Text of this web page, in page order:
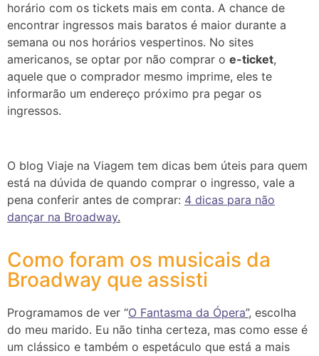
horário com os tickets mais em conta. A chance de
encontrar ingressos mais baratos é maior durante a
semana ou nos horários vespertinos. No sites
americanos, se optar por não comprar o e-ticket,
aquele que o comprador mesmo imprime, eles te
informarão um endereço próximo pra pegar os
ingressos.
O blog Viaje na Viagem tem dicas bem úteis para quem
está na dúvida de quando comprar o ingresso, vale a
pena conferir antes de comprar: 4 dicas para não
dançar na Broadway.
Como foram os musicais da
Broadway que assisti
Programamos de ver “O Fantasma da Ópera”, escolha
do meu marido. Eu não tinha certeza, mas como esse é
um clássico e também o espetáculo que está a mais